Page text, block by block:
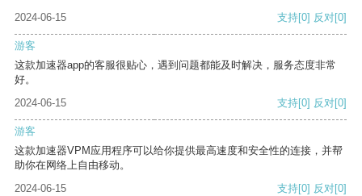
2024-06-15 支持[0] 反对[0]
游客
这款加速器app的客服很贴心，遇到问题都能及时解决，服务态度非常
好。
2024-06-15
支持[0] 反对[0]
游客
这款加速器VPM应用程序可以给你提供最高速度和安全性的连接，并帮
助你在网络上自由移动。
2024-06-15
支持[0] 反对[0]